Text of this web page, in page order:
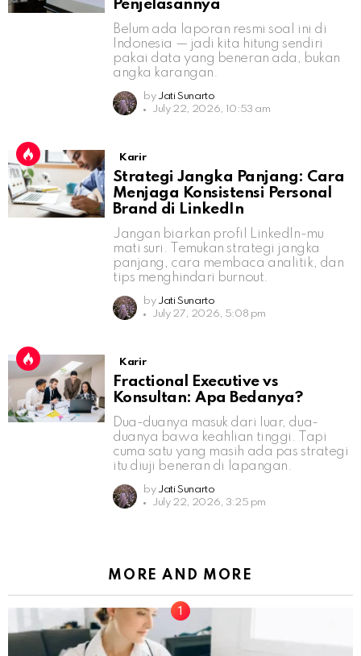
Penjelasannya
Belum ada laporan resmi soal ini di
Indonesia — jadi kita hitung sendiri
pakai data yang beneran ada, bukan
angka karangan.
by Jati Sunarto
July 22, 2026, 10:53 am
Karir
Strategi Jangka Panjang: Cara
Menjaga Konsistensi Personal
Brand di LinkedIn
Jangan biarkan profil LinkedIn-mu
mati suri. Temukan strategi jangka
panjang, cara membaca analitik, dan
tips menghindari burnout.
by Jati Sunarto
July 27, 2026, 5:08 pm
Karir
Fractional Executive vs
Konsultan: Apa Bedanya?
Dua-duanya masuk dari luar, dua-
duanya bawa keahlian tinggi. Tapi
cuma satu yang masih ada pas strategi
itu diuji beneran di lapangan.
by Jati Sunarto
July 22, 2026, 3:25 pm
MORE AND MORE